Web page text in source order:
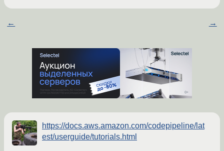
← →
https://docs.aws.amazon.com/codepipeline/lat
est/userguide/tutorials.html